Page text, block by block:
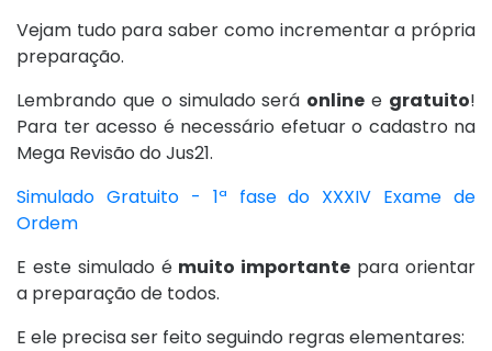
Vejam tudo para saber como incrementar a própria
preparação.
Lembrando que o simulado será online e gratuito!
Para ter acesso é necessário efetuar o cadastro na
Mega Revisão do Jus21.
Simulado Gratuito - 1ª fase do XXXIV Exame de
Ordem
E este simulado é muito importante para orientar
a preparação de todos.
E ele precisa ser feito seguindo regras elementares: